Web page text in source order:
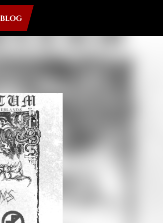
BLOG